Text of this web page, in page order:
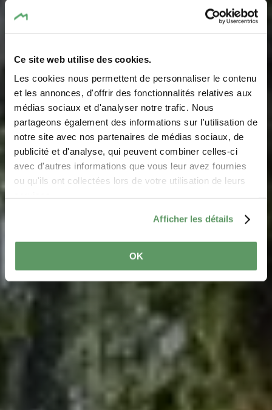
Ce site web utilise des cookies.
Les cookies nous permettent de personnaliser le contenu
et les annonces, d'offrir des fonctionnalités relatives aux
médias sociaux et d'analyser notre trafic. Nous
partageons également des informations sur l'utilisation de
notre site avec nos partenaires de médias sociaux, de
publicité et d'analyse, qui peuvent combiner celles-ci
avec d'autres informations que vous leur avez fournies
ou qu'ils ont collectées lors de votre utilisation de leurs
Afficher les détails
OK
Useful informations